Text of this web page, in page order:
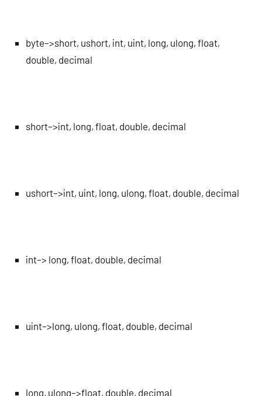
byte–>short, ushort, int, uint, long, ulong, float,
double, decimal
short–>int, long, float, double, decimal
ushort–>int, uint, long, ulong, float, double, decimal
int–> long, float, double, decimal
uint–>long, ulong, float, double, decimal
long, ulong–>float, double, decimal